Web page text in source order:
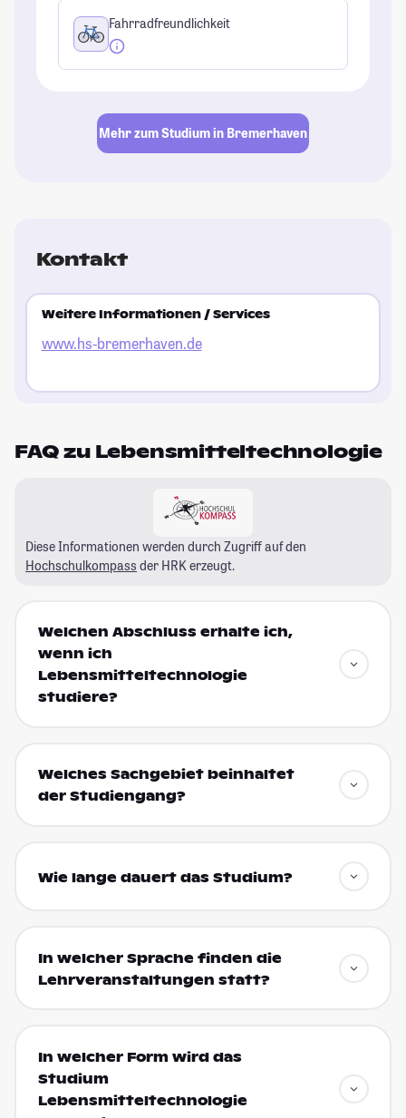
Fahrradfreundlichkeit
Mehr zum Studium in Bremerhaven
Kontakt
Weitere Informationen / Services
www.hs-bremerhaven.de
FAQ zu Lebensmitteltechnologie
Diese Informationen werden durch Zugriff auf den
Hochschulkompass der HRK erzeugt.
Welchen Abschluss erhalte ich,
wenn ich
Lebensmitteltechnologie
studiere?
Welches Sachgebiet beinhaltet
der Studiengang?
Wie lange dauert das Studium?
In welcher Sprache finden die
Lehrveranstaltungen statt?
In welcher Form wird das
Studium
Lebensmitteltechnologie